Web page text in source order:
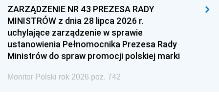
ZARZĄDZENIE NR 43 PREZESA RADY
MINISTRÓW z dnia 28 lipca 2026 r.
uchylające zarządzenie w sprawie
ustanowienia Pełnomocnika Prezesa Rady
Ministrów do spraw promocji polskiej marki
Monitor Polski rok 2026 poz. 742